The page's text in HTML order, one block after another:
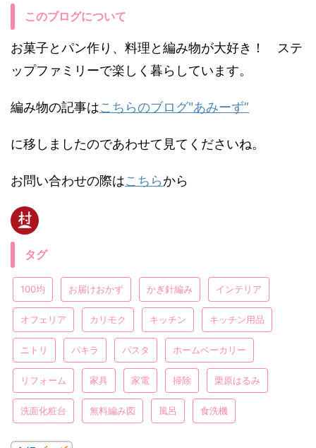
このブログについて
お菓子とパン作り、料理と編み物が大好き！ ステ
ップファミリーで楽しく暮らしています。
編み物の記事はこちらのブログ"あみーず”
に移しましたのであわせて見てくださいね。
お問い合わせの際はこちらから
タグ
100均 お届けおかず かぎ針編み インテリア
オフェリア カリモク キッチン キッチン用品
ニトリ パキラ パスタ ホームベーカリー
リフォーム 家具 家電 掃除 栗原はるみ
洗面化粧台 無料編み図 風呂 食洗機